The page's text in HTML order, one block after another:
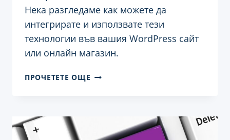
Нека разгледаме как можете да
интегрирате и използвате тези
технологии във вашия WordPress сайт
или онлайн магазин.
ПРОЧЕТЕТЕ ОЩЕ ИЗПОЛЗВАНЕ